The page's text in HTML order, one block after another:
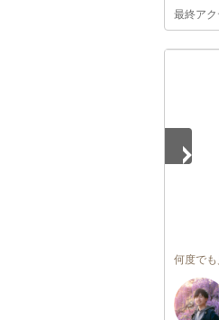
最終ア
何度で